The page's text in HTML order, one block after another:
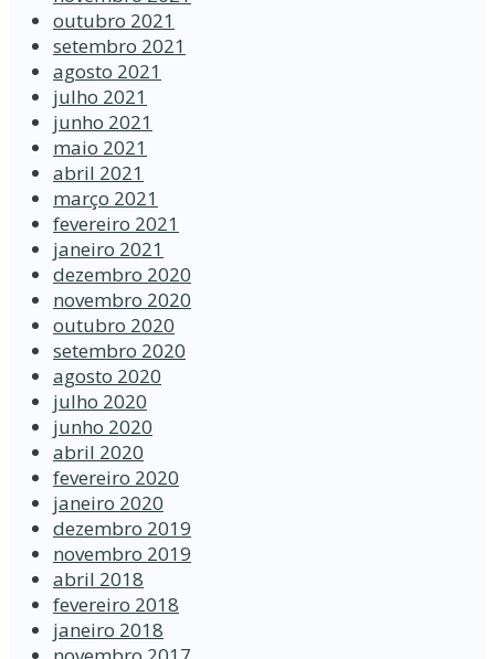
outubro 2021
setembro 2021
agosto 2021
julho 2021
junho 2021
maio 2021
abril 2021
março 2021
fevereiro 2021
janeiro 2021
dezembro 2020
novembro 2020
outubro 2020
setembro 2020
agosto 2020
julho 2020
junho 2020
abril 2020
fevereiro 2020
janeiro 2020
dezembro 2019
novembro 2019
abril 2018
fevereiro 2018
janeiro 2018